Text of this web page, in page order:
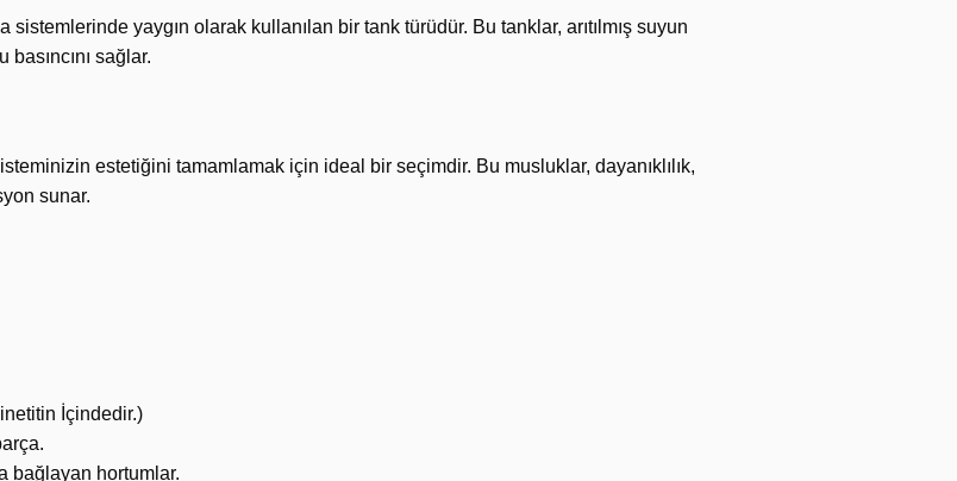
sistemlerinde yaygın olarak kullanılan bir tank türüdür. Bu tanklar, arıtılmış suyun
sağlar.
estetiğini tamamlamak için ideal bir seçimdir. Bu musluklar, dayanıklılık,
sunar.
İçindedir.)
bağlayan hortumlar.